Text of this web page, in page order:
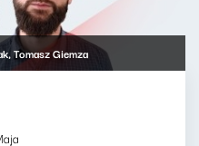
Tomasz Giemza